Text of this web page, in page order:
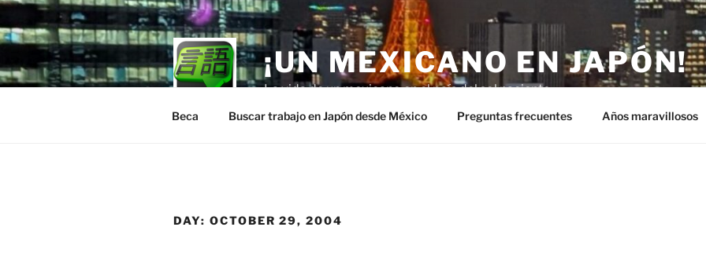
Skip
to
content
¡UN MEXICANO EN JAPÓN!
La vida de un mexicano en el país del sol naciente.
Beca Buscar trabajo en Japón desde México Preguntas frecuentes Años maravillosos
DAY: OCTOBER 29, 2004